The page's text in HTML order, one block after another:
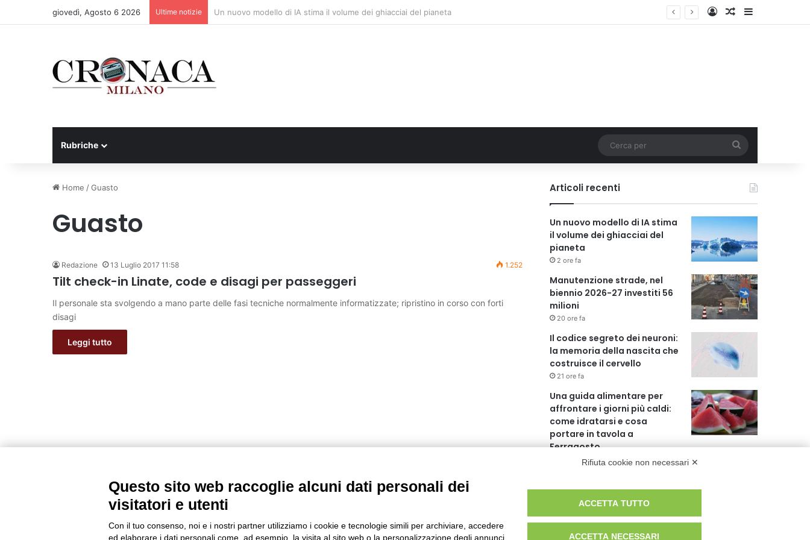
giovedì, Agosto 6 2026 Ultime notizie Manutenzione strade, nel biennio 2026-27 investiti 56 milioni AccediUn articolo a
Rubriche
per
Home /Guasto
Guasto
Redazione 13 Luglio 2017 11:58 1.252
Tilt check-in Linate, code e disagi per passeggeri
Il personale sta svolgendo a mano parte delle fasi tecniche normalmente informatizzate; ripristino in corso con forti
disagi
Leggi tutto
Articoli recenti
Un nuovo modello di IA stima
il volume dei ghiacciai del
pianeta
2 ore fa
Manutenzione strade, nel
biennio 2026-27 investiti 56
milioni
20 ore fa
Il codice segreto dei neuroni:
la memoria della nascita che
costruisce il cervello
21 ore fa
Una guida alimentare per
affrontare i giorni più caldi:
come idratarsi e cosa
portare in tavola a
Ferragosto
1 giorno fa
Locale di Cinisello Balsamo fa
scuola
1 giorno fa
Rifiuta cookie non necessari ✕
Questo sito web raccoglie alcuni dati personali dei
visitatori e utenti
Con il tuo consenso, noi e i nostri partner utilizziamo i cookie e tecnologie simili per archiviare, accedere
ed elaborare i dati personali come, ad esempio, la visita al sito web o la personalizzazione degli annunci.
ACCETTA TUTTO
ACCETTA NECESSARI